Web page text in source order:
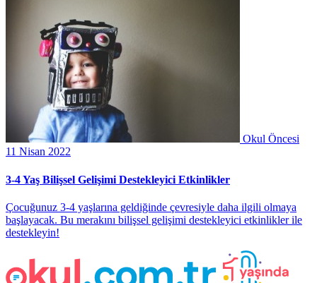
Okul Öncesi
11 Nisan 2022
3-4 Yaş Bilişsel Gelişimi Destekleyici Etkinlikler
Çocuğunuz 3-4 yaşlarına geldiğinde çevresiyle daha ilgili olmaya
başlayacak. Bu merakını bilişsel gelişimi destekleyici etkinlikler ile
destekleyin!